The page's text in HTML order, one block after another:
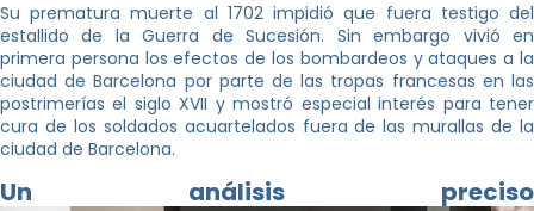
Su prematura muerte al 1702 impidió que fuera testigo del
estallido de la Guerra de Sucesión. Sin embargo vivió en
primera persona los efectos de los bombardeos y ataques a la
ciudad de Barcelona por parte de las tropas francesas en las
postrimerías el siglo XVII y mostró especial interés para tener
cura de los soldados acuartelados fuera de las murallas de la
ciudad de Barcelona.
Un análisis preciso